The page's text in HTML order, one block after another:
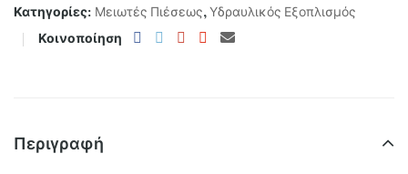
Κατηγορίες: Μειωτές Πιέσεως,Υδραυλικός Εξοπλισμός
Κοινοποίηση
Περιγραφή